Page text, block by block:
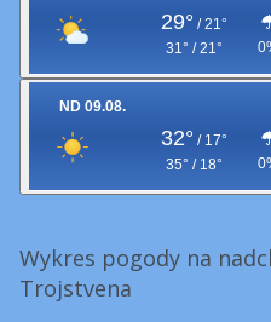
29° / 21°
31° / 21°
ND 09.08.
32° / 17°
35° / 18°
Wykres pogody na
Trojstvena